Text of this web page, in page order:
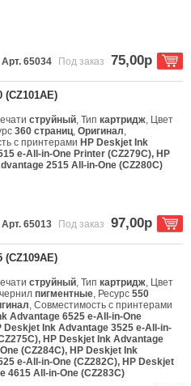
Арт. 65034 Под заказ 75,00р
(CZ101AE)
струйный, Типкартридж, Цвет
360 страниц,Оригинал,
с принтерами HP Deskjet Ink
e-All-in-One Printer (CZ279C), HP
2515 All-in-One (CZ280C)
Арт. 65013
Под заказ 97,00р
(CZ109AE)
струйный, Типкартридж, Цвет
пигментные, Ресурс550
, Совместимость с принтерами
Advantage 6525 e-All-in-One
Deskjet Ink Advantage 3525 e-All-in-
HP Deskjet Ink Advantage
(CZ284C), HP Deskjet Ink
e-All-in-One (CZ282C), HP Deskjet
4615 All-in-One (CZ283C)